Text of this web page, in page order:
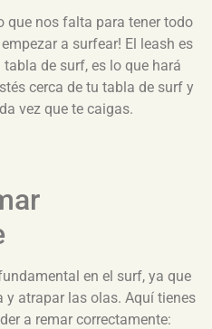
que nos falta para tener todo
a surfear! El leash es
de surf, es lo que hará
cerca de tu tabla de surf y
vez que te caigas.
en el surf, ya que
y atrapar las olas. Aquí tienes
a remar correctamente: